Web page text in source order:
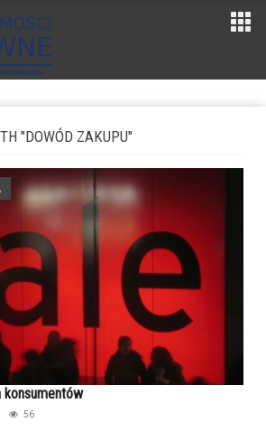
"DOWÓD ZAKUPU"
konsumentów
56